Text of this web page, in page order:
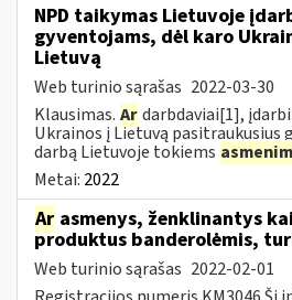
NPD taikymas Lietuvoje
gyventojams, dėl karo
Lietuvą
Web turinio sąrašas 2022-03-30
Klausimas. Ardarbdaviai[1],
Ukrainos į Lietuvą pasitraukusius
darbą Lietuvoje tokiems
Metai: 2022
Ar asmenys, ženklinantys
produktus banderolėmis,
Web turinio sąrašas 2022-02-01